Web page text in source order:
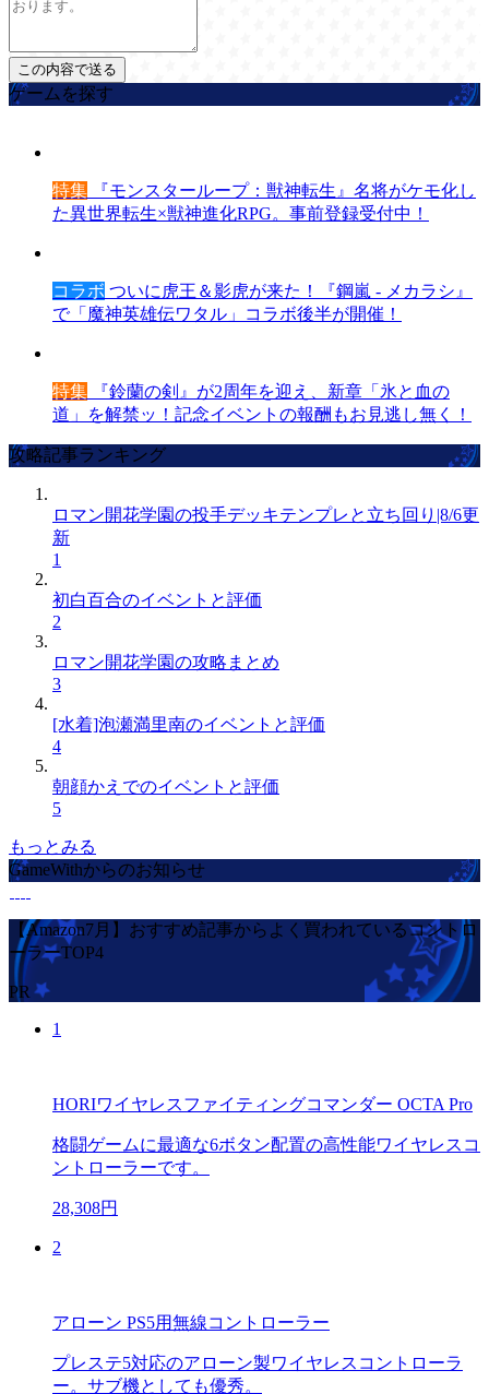
ゲームを探す
特集 『モンスターループ：獣神転生』名将がケモ化し
た異世界転生×獣神進化RPG。事前登録受付中！
コラボ ついに虎王＆影虎が来た！『鋼嵐 - メカラシ』
で「魔神英雄伝ワタル」コラボ後半が開催！
特集 『鈴蘭の剣』が2周年を迎え、新章「氷と血の
道」を解禁ッ！記念イベントの報酬もお見逃し無く！
攻略記事ランキング
ロマン開花学園の投手デッキテンプレと立ち回り|8/6更
新
1
初白百合のイベントと評価
2
ロマン開花学園の攻略まとめ
3
[水着]泡瀬満里南のイベントと評価
4
朝顔かえでのイベントと評価
5
もっとみる
GameWithからのお知らせ
【Amazon7月】おすすめ記事からよく買われているコントロ
ーラーTOP4
PR
1
HORIワイヤレスファイティングコマンダー OCTA Pro
格闘ゲームに最適な6ボタン配置の高性能ワイヤレスコ
ントローラーです。
28,308円
2
アローン PS5用無線コントローラー
プレステ5対応のアローン製ワイヤレスコントローラ
ー。サブ機としても優秀。